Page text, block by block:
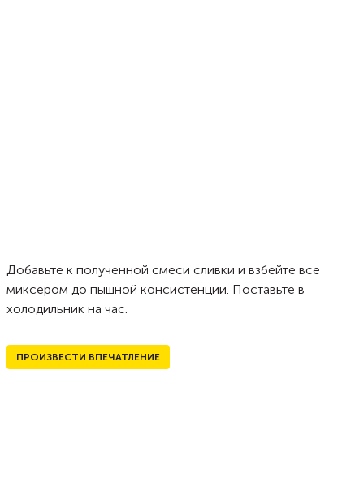
Добавьте к полученной смеси сливки и взбейте все
миксером до пышной консистенции. Поставьте в
холодильник на час.
ПРОИЗВЕСТИ ВПЕЧАТЛЕНИЕ